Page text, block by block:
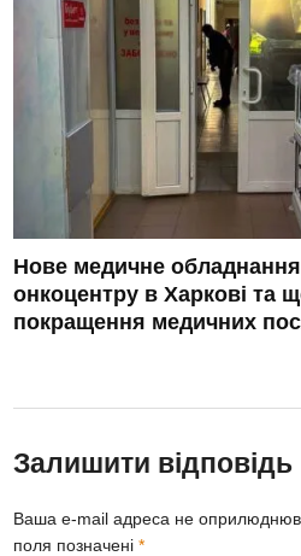
Нове медичне
онкоцентру в Харкові та
покращення медичних
Залишити відповідь
Ваша e-mail адреса не
поля позначені*